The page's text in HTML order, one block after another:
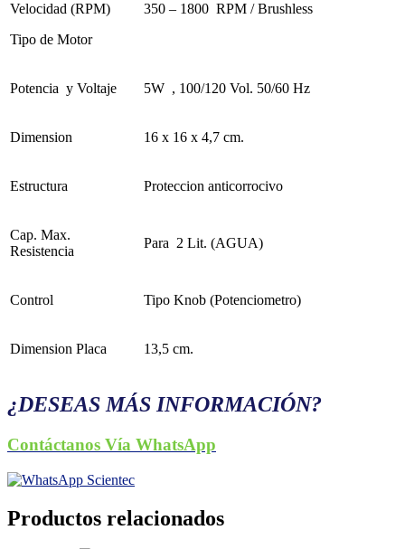
Velocidad (RPM)
Tipo de Motor
350 – 1800 RPM / Brushless
Potencia y Voltaje 5W , 100/120 Vol. 50/60 Hz
Dimension 16 x 16 x 4,7 cm.
Estructura Proteccion anticorrocivo
Cap. Max.
Resistencia
Para 2 Lit. (AGUA)
Control Tipo Knob (Potenciometro)
Dimension Placa 13,5 cm.
¿DESEAS MÁS INFORMACIÓN?
Contáctanos Vía WhatsApp
Productos relacionados